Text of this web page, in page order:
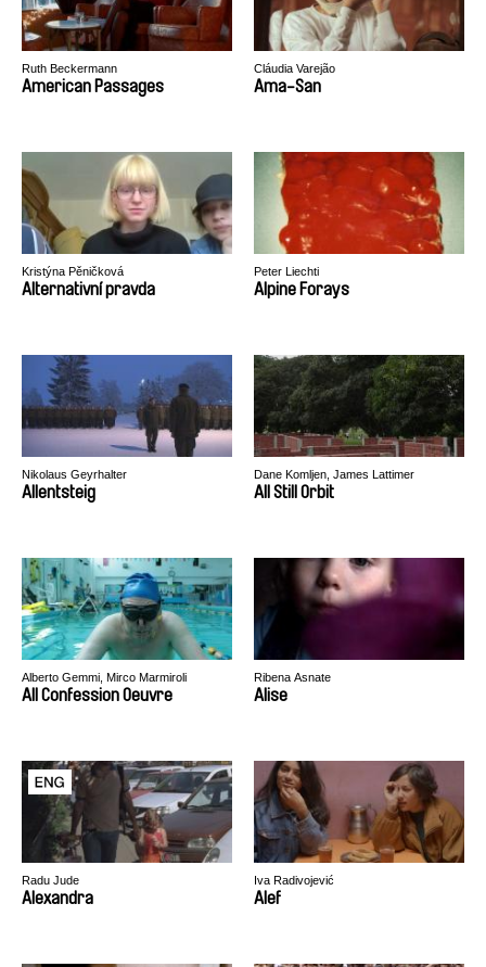
Ruth Beckermann
American Passages
Cláudia Varejão
Ama-San
Kristýna Pěničková
Alternativní pravda
Peter Liechti
Alpine Forays
Nikolaus Geyrhalter
Allentsteig
Dane Komljen, James Lattimer
All Still Orbit
Alberto Gemmi, Mirco Marmiroli
All Confession Oeuvre
Ribena Asnate
Alise
Radu Jude
Alexandra
Iva Radivojević
Alef